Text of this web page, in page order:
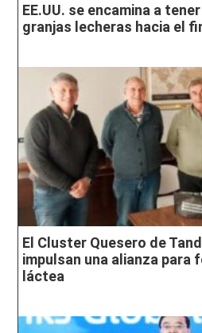
EE.UU. se encamina a
granjas lecheras hacia el
El Cluster Quesero de
impulsan una alianza para
láctea